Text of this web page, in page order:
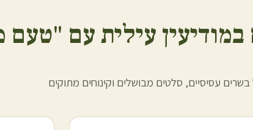
במודיעין עיליתעם "טעם
עסיסיים, סלטים מבושלים וקינוחים מתוקים